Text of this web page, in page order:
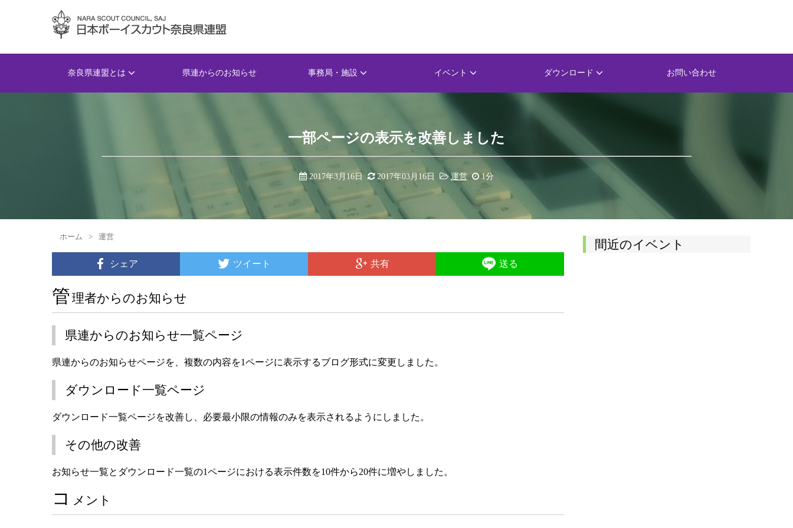
奈良県連盟とは 県連からのお知らせ 事務局・施設 イベント ダウンロード お問い合わせ
一部ページの表示を改善しました
2017年3月16日 2017年03月16日 運営 1分
ホーム > 運営
シェア ツイート 共有 送る
管理者からのお知らせ
県連からのお知らせ一覧ページ
県連からのお知らせページを、複数の内容を1ページに表示するブログ形式に変更しました。
ダウンロード一覧ページ
ダウンロード一覧ページを改善し、必要最小限の情報のみを表示されるようにしました。
その他の改善
お知らせ一覧とダウンロード一覧の1ページにおける表示件数を10件から20件に増やしました。
コ メント
間近のイベント